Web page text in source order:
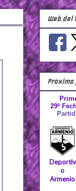
Web del
29ª
Deportiv
o
Armenio